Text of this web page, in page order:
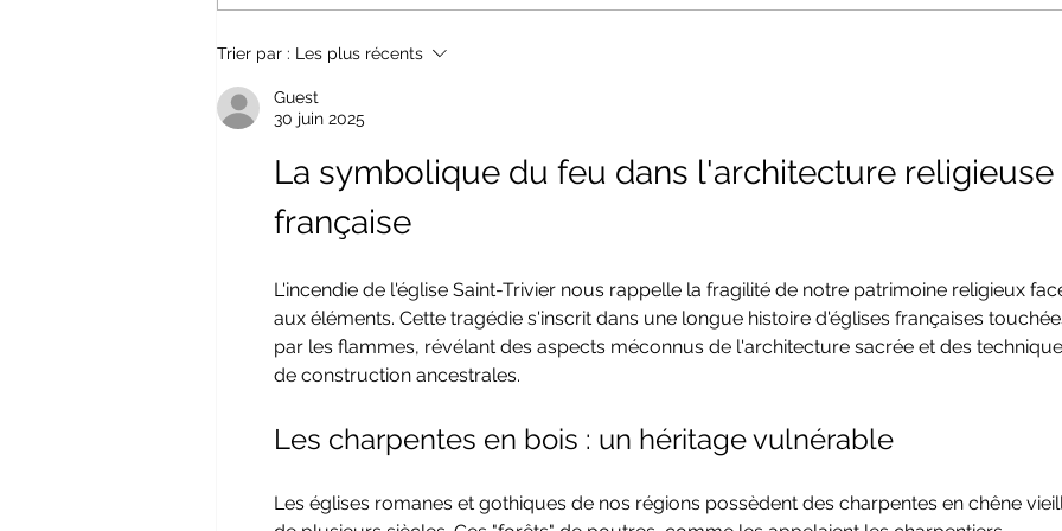
Ohé, ohé patrimoine abandonné !
Trier par : Les plus récents
Guest
30 juin 2025
La symbolique du feu dans l'architecture religieuse
française
L'incendie de l'église Saint-Trivier nous rappelle la fragilité de notre patrimoine religieux
aux éléments. Cette tragédie s'inscrit dans une longue histoire d'églises françaises
par les flammes, révélant des aspects méconnus de l'architecture sacrée et des
de construction ancestrales.
Les charpentes en bois : un héritage vulnérable
Les églises romanes et gothiques de nos régions possèdent des charpentes en chêne